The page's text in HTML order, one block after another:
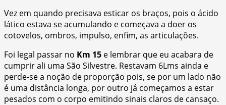
Vez em quando precisava esticar os braços, pois o ácido
lático estava se acumulando e começava a doer os
cotovelos, ombros, impulso, enfim, as articulações.
Foi legal passar no Km 15 e lembrar que eu acabara de
cumprir ali uma São Silvestre. Restavam 6Lms ainda e
perde-se a noção de proporção pois, se por um lado não
é uma distância longa, por outro já começamos a estar
pesados com o corpo emitindo sinais claros de cansaço.